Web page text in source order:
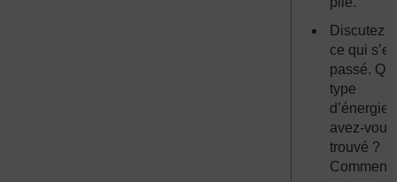
Discutez
ce qui
passé.
type
d’énergie
avez-vous
trouvé ?
Comment